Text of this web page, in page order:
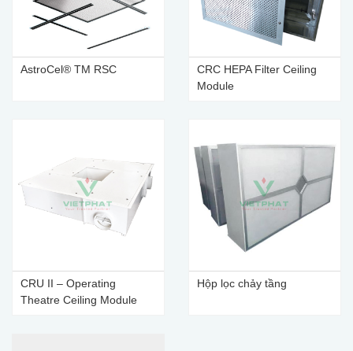
AstroCel® TM RSC
CRC HEPA Filter Ceiling
Module
CRU II – Operating
Theatre Ceiling Module
Hộp lọc chảy tầng